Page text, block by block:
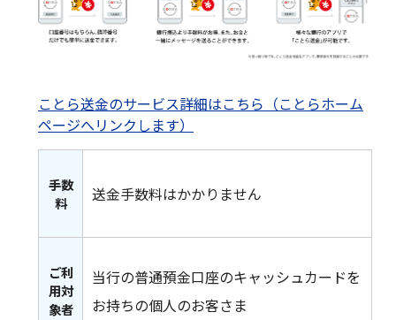
ことら送金のサービス詳細はこちら（ことらホーム
ページへリンクします）
手数
料
送金手数料はかかりません
ご利
用対
象者
当行の普通預金口座のキャッシュカードを
お持ちの個人のお客さま